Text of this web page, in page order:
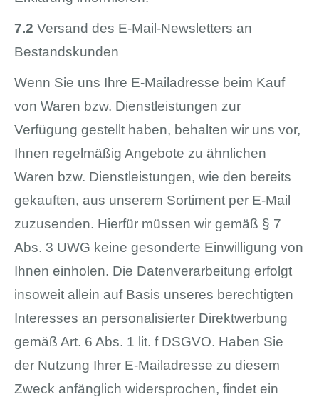
7.2 Versand des E-Mail-Newsletters an
Bestandskunden
Wenn Sie uns Ihre E-Mailadresse beim Kauf
von Waren bzw. Dienstleistungen zur
Verfügung gestellt haben, behalten wir uns vor,
Ihnen regelmäßig Angebote zu ähnlichen
Waren bzw. Dienstleistungen, wie den bereits
gekauften, aus unserem Sortiment per E-Mail
zuzusenden. Hierfür müssen wir gemäß § 7
Abs. 3 UWG keine gesonderte Einwilligung von
Ihnen einholen. Die Datenverarbeitung erfolgt
insoweit allein auf Basis unseres berechtigten
Interesses an personalisierter Direktwerbung
gemäß Art. 6 Abs. 1 lit. f DSGVO. Haben Sie
der Nutzung Ihrer E-Mailadresse zu diesem
Zweck anfänglich widersprochen, findet ein